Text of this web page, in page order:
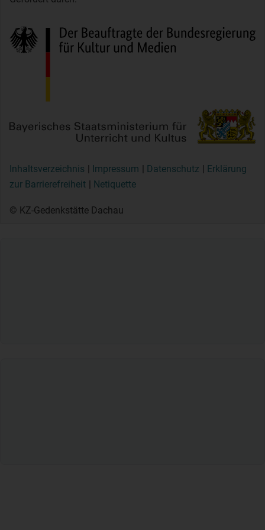
Inhaltsverzeichnis Impressum Datenschutz
Erklärung
zur Barrierefreiheit
Netiquette
© KZ-Gedenkstätte Dachau